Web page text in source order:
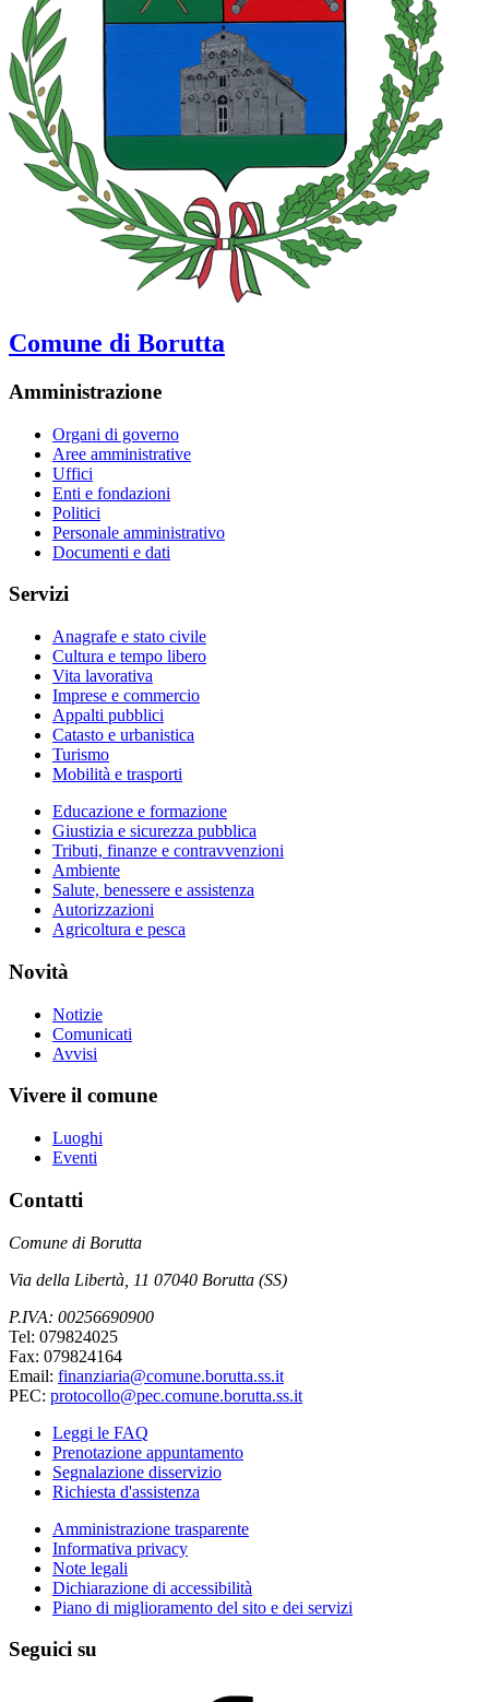
Comune di Borutta
Amministrazione
Organi di governo
Aree amministrative
Uffici
Enti e fondazioni
Politici
Personale amministrativo
Documenti e dati
Servizi
Anagrafe e stato civile
Cultura e tempo libero
Vita lavorativa
Imprese e commercio
Appalti pubblici
Catasto e urbanistica
Turismo
Mobilità e trasporti
Educazione e formazione
Giustizia e sicurezza pubblica
Tributi, finanze e contravvenzioni
Ambiente
Salute, benessere e assistenza
Autorizzazioni
Agricoltura e pesca
Novità
Notizie
Comunicati
Avvisi
Vivere il comune
Luoghi
Eventi
Contatti
Comune di Borutta
Via della Libertà, 11 07040 Borutta (SS)
P.IVA: 00256690900
Tel: 079824025
Fax: 079824164
Email: finanziaria@comune.borutta.ss.it
PEC: protocollo@pec.comune.borutta.ss.it
Leggi le FAQ
Prenotazione appuntamento
Segnalazione disservizio
Richiesta d'assistenza
Amministrazione trasparente
Informativa privacy
Note legali
Dichiarazione di accessibilità
Piano di miglioramento del sito e dei servizi
Seguici su